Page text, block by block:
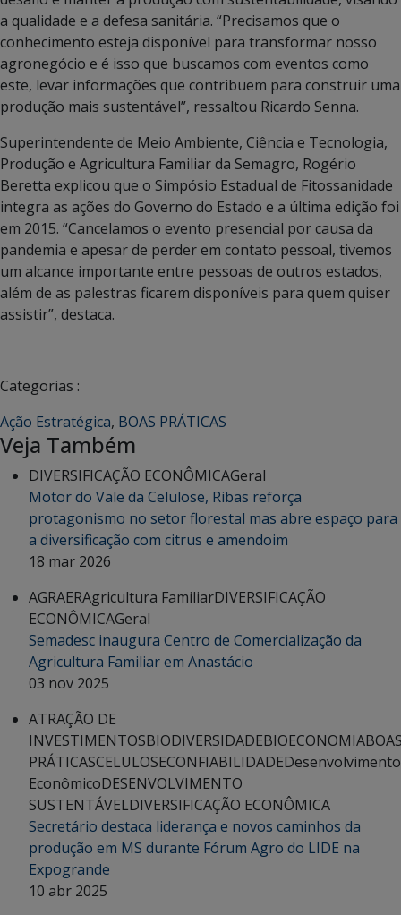
a qualidade e a defesa sanitária. “Precisamos que o
conhecimento esteja disponível para transformar nosso
agronegócio e é isso que buscamos com eventos como
este, levar informações que contribuem para construir uma
produção mais sustentável”, ressaltou Ricardo Senna.
Superintendente de Meio Ambiente, Ciência e Tecnologia,
Produção e Agricultura Familiar da Semagro, Rogério
Beretta explicou que o Simpósio Estadual de Fitossanidade
integra as ações do Governo do Estado e a última edição foi
em 2015. “Cancelamos o evento presencial por causa da
pandemia e apesar de perder em contato pessoal, tivemos
um alcance importante entre pessoas de outros estados,
além de as palestras ficarem disponíveis para quem quiser
assistir”, destaca.
Categorias :
Ação Estratégica, BOAS PRÁTICAS
Veja Também
DIVERSIFICAÇÃO ECONÔMICAGeral
Motor do Vale da Celulose, Ribas reforça
protagonismo no setor florestal mas abre espaço para
a diversificação com citrus e amendoim
18 mar 2026
AGRAERAgricultura FamiliarDIVERSIFICAÇÃO
ECONÔMICAGeral
Semadesc inaugura Centro de Comercialização da
Agricultura Familiar em Anastácio
03 nov 2025
ATRAÇÃO DE
INVESTIMENTOSBIODIVERSIDADEBIOECONOMIA
PRÁTICASCELULOSECONFIABILIDADEDesenvolvimento
EconômicoDESENVOLVIMENTO
SUSTENTÁVELDIVERSIFICAÇÃO ECONÔMICA
Secretário destaca liderança e novos caminhos da
produção em MS durante Fórum Agro do LIDE na
Expogrande
10 abr 2025